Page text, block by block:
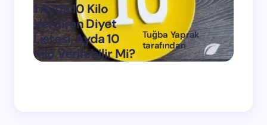
1 Ayda 10 Kilo
Verdiren Diyet
Listesi, Ayda 10
Kilo Verilebilir Mi?
Tuğba Yaprak
tarafından
on Mart 11, 2024